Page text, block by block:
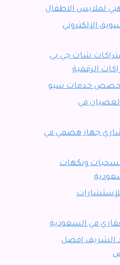
لملابس الاطفال
الإلكتروني
شات جي بي
الرقمية
خدمات سيو
في
جهاز هضمي في
ونكهات
في السعودية
الشريف افضل